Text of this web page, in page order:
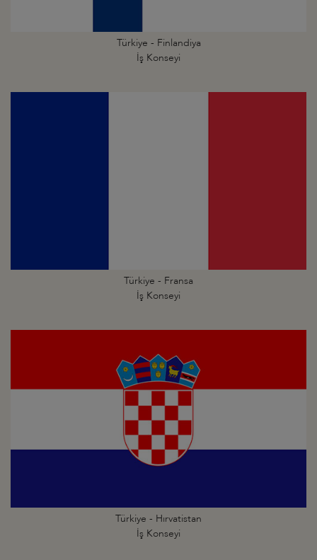
Türkiye - Finlandiya
İş Konseyi
Türkiye - Fransa
İş Konseyi
Türkiye - Hırvatistan
İş Konseyi